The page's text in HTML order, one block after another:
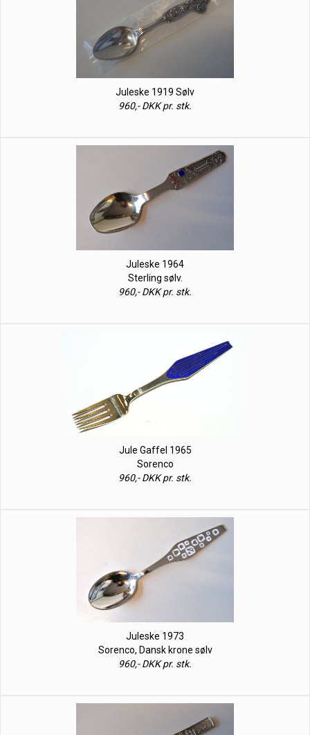
Juleske 1919 Sølv
960,- DKK pr. stk.
Juleske 1964
Sterling sølv.
960,- DKK pr. stk.
Jule Gaffel 1965
Sorenco
960,- DKK pr. stk.
Juleske 1973
Sorenco, Dansk krone sølv
960,- DKK pr. stk.